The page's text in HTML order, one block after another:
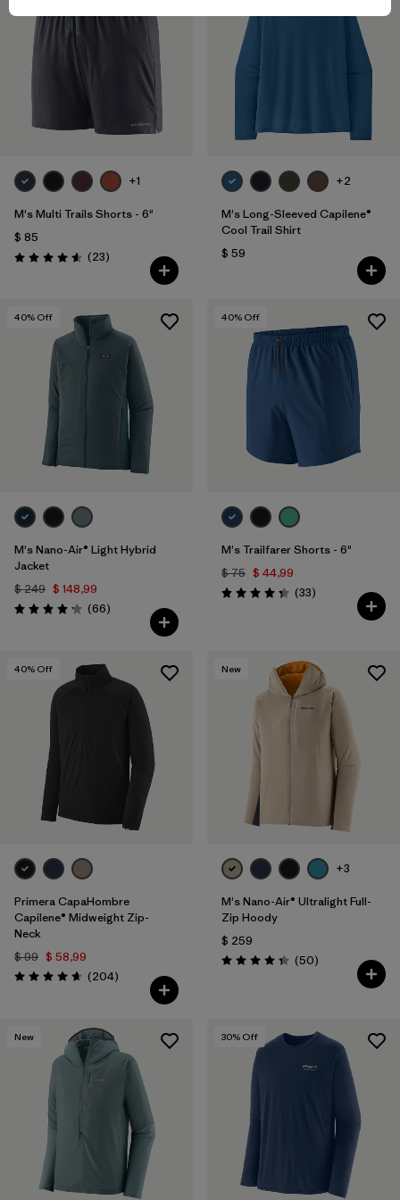
+1
M's Multi Trails Shorts - 6"
$ 85
Valoración: 4.6 / 5
(23Comentarios
)
+2
M's Long-Sleeved Capilene®
Cool Trail Shirt
$ 59
40% Off
M's Nano-Air® Light Hybrid
Jacket
$ 249 $ 148,99
Valoración: 4.2 / 5
(66Comentarios
)
40% Off
M's Trailfarer Shorts - 6"
$ 75 $ 44,99
Valoración: 4.3 / 5
(33Comentarios
)
40% Off
Primera CapaHombre
Capilene® Midweight Zip-
Neck
$ 99 $ 58,99
Valoración: 4.6 / 5
(204Comentarios
)
New
+3
M's Nano-Air® Ultralight Full-
Zip Hoody
$ 259
Valoración: 4.3 / 5
(50Comentarios
)
New 30% Off